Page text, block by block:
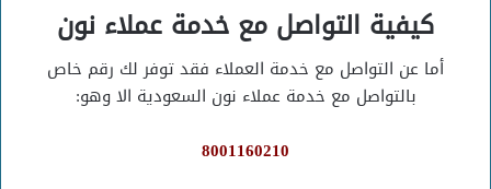
كيفية التواصل مع خدمة عملاء نون
أما عن التواصل مع خدمة العملاء فقد توفر لك رقم خاص
بالتواصل مع خدمة عملاء نون السعودية الا وهو:
8001160210